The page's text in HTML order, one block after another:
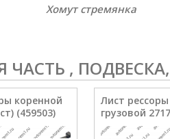
Хомут стремянка
ЧАСТЬ ,
коренной
(459503)
Лист
грузовой 2717